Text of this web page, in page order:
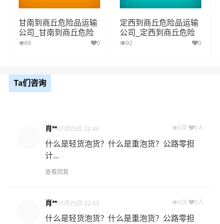
2、危险品仓储与危险品运输一体化，资源有效整合。
3、专业从事危险品运输十年以上经验，为客户解决危险品
运输、危化品运输后顾之忧。
多种服务可搭配选择
后一公里的无忧配送。
卡班运输：平凉危险品物流的核心产品之一，卡车航班为
加急运输：门到门一站式公路运输，为您解决急需货物的
物流运输难题。 可根据危险货物实际情况优先装车发运，
甘南到商丘危险品运输
公司_甘南到商丘危险
品物流货运专线
66 0
定西到商丘危险品运输
公司_定西到商丘危险
品物流货运专线
92 0
Ta们咨询
肖**07月25日 22:44 0次 0人
什么是轻货泡货？什么是重泡货？公路零担
计...
查看回复
肖**07月25日 22:43 0次 0人
什么是轻货泡货？什么是重泡货？公路零担